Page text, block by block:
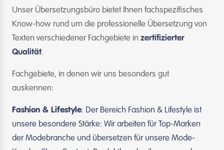
Unser Übersetzungsbüro bietet Ihnen fachspezifisches
Know-how rund um die professionelle Übersetzung von
Texten verschiedener Fachgebiete in zertifizierter
Qualität.
Fachgebiete, in denen wir uns besonders gut
auskennen:
Fashion & Lifestyle: Der Bereich Fashion & Lifestyle ist
unsere besondere Stärke: Wir arbeiten für Top-Marken
der Modebranche und übersetzen für unsere Mode-